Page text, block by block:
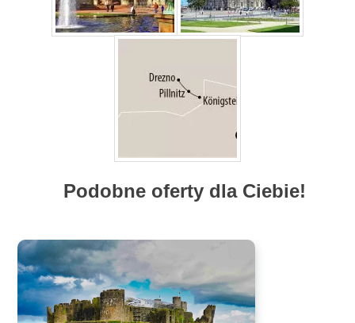
Podobne oferty dla Ciebie!